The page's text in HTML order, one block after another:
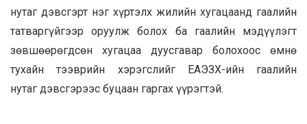
нутаг дэвсгэрт нэг хүртэлх жилийн хугацаанд гаалийн
татваргүйгээр оруулж болох ба гаалийн мэдүүлэгт
зөвшөөрөгдсөн хугацаа дуусгавар болохоос өмнө
тухайн тээврийн хэрэгслийг ЕАЭЗХ-ийн гаалийн
нутаг дэвсгэрээс буцаан гаргах үүрэгтэй.